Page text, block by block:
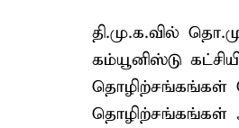
தி.மு.க.வில்
கம்யூனிஸ்டு
தொழிற்சங்கங்கள்
தொழிற்சங்கங்கள்